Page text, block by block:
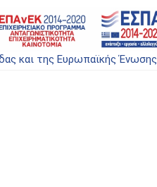
και της Ευρωπαϊκής Ένωσης